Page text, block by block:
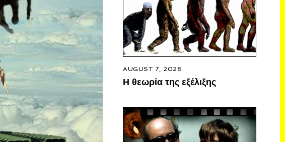
AUGUST 7, 2026
Η θεωρία της εξέλιξης